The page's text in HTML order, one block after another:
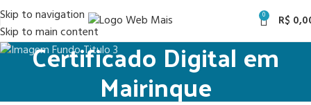
Skip to navigation
Skip to main content
0 R$
Certificado Digital em
Mairinque